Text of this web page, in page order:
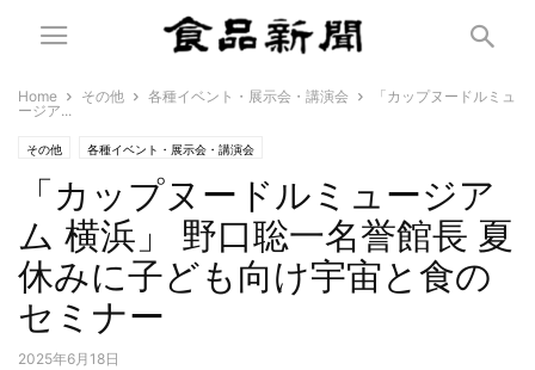
Home その他 各種イベント・展示会・講演会
「カップヌードルミュ
ージア...
その他 各種イベント・展示会・講演会
「カップヌードルミュージア
ム 横浜」 野口聡一名誉館長 夏
休みに子ども向け宇宙と食の
セミナー
2025年6月18日